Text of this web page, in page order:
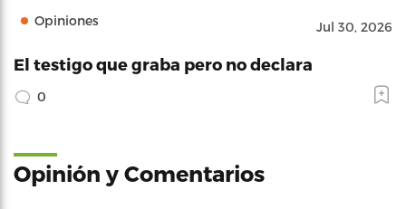
Opiniones Jul 30, 2026
El testigo que graba pero no declara
0
Opinión y Comentarios